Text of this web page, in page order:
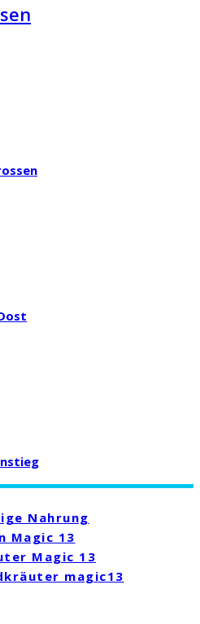
Nahrung
Magic 13
Magic 13
magic13